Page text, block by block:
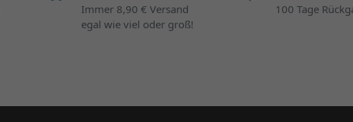
Immer 8,90 € Versand
egal wie viel oder groß!
100 Tage